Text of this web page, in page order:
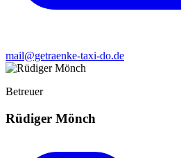
mail@getraenke-taxi-do.de
Betreuer
Rüdiger Mönch